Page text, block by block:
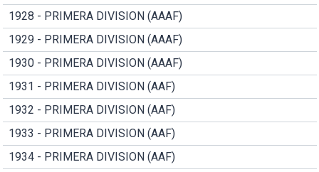
1928 - PRIMERA DIVISION (AAAF)
1929 - PRIMERA DIVISION (AAAF)
1930 - PRIMERA DIVISION (AAAF)
1931 - PRIMERA DIVISION (AAF)
1932 - PRIMERA DIVISION (AAF)
1933 - PRIMERA DIVISION (AAF)
1934 - PRIMERA DIVISION (AAF)